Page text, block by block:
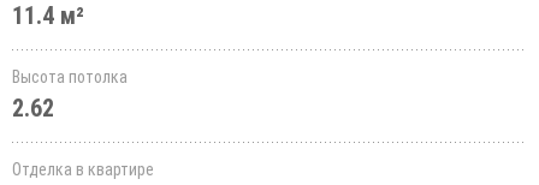
11.4 м²
Высота потолка
2.62
Отделка в квартире